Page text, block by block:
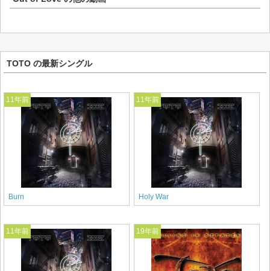
TOTO の最新シングル
11年前
Burn
11年前
Holy War
11年前 19年前